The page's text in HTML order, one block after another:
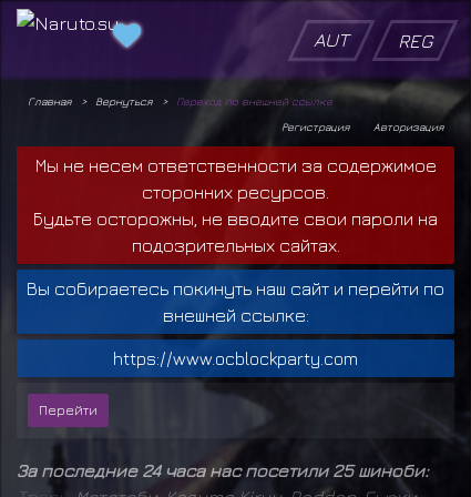
AUT REG
Главная Вернуться
Переход по внешней ссылке
Авторизация
Регистрация
Мы не несем ответственности за содержимое
сторонних ресурсов.
Будьте осторожны, не вводите свои пароли на
подозрительных сайтах.
Вы собираетесь покинуть наш сайт и перейти по
внешней ссылке:
https://www.ocblockparty.com
За последние 24 часа нас посетили 25 шиноби: